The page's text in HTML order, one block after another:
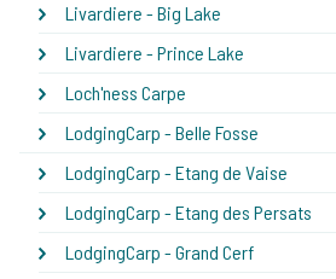
Livardiere - Big Lake
Livardiere - Prince Lake
Loch'ness Carpe
LodgingCarp - Belle Fosse
LodgingCarp - Etang de Vaise
LodgingCarp - Etang des Persats
LodgingCarp - Grand Cerf